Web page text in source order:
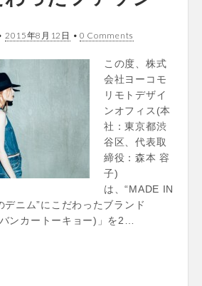
2015年8月12日 • 0 Comments
この度、株式
会社ヨーコモ
リモトデザイ
ンオフィス(本
社：東京都渋
谷区、代表取
締役：森本 容
子)
は、“MADE IN
デニム”にこだわったブランド
ンカートーキョー)」を2…